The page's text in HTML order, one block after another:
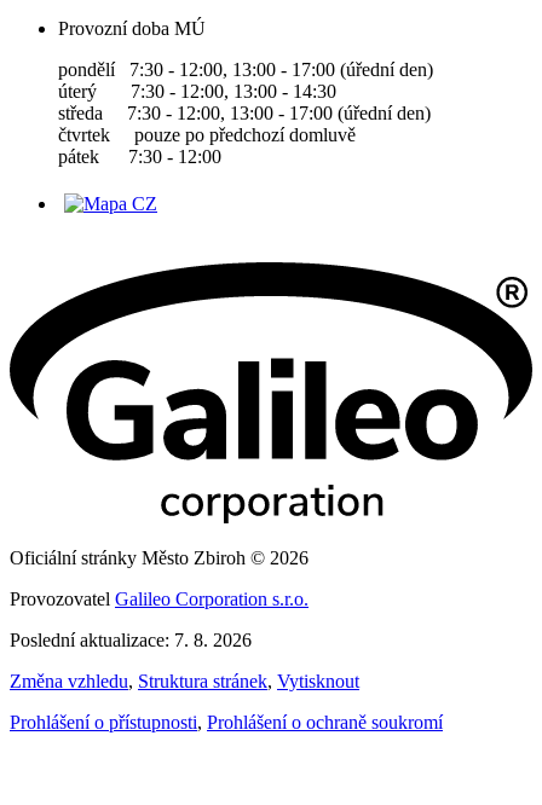
Provozní doba MÚ
pondělí 7:30 - 12:00, 13:00 - 17:00 (úřední den)
úterý 7:30 - 12:00, 13:00 - 14:30
středa 7:30 - 12:00, 13:00 - 17:00 (úřední den)
čtvrtek pouze po předchozí domluvě
pátek 7:30 - 12:00
Oficiální stránky Město Zbiroh © 2026
Provozovatel Galileo Corporation s.r.o.
Poslední aktualizace: 7. 8. 2026
Změna vzhledu, Struktura stránek, Vytisknout
Prohlášení o přístupnosti, Prohlášení o ochraně soukromí